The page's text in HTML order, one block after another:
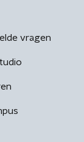
vragen